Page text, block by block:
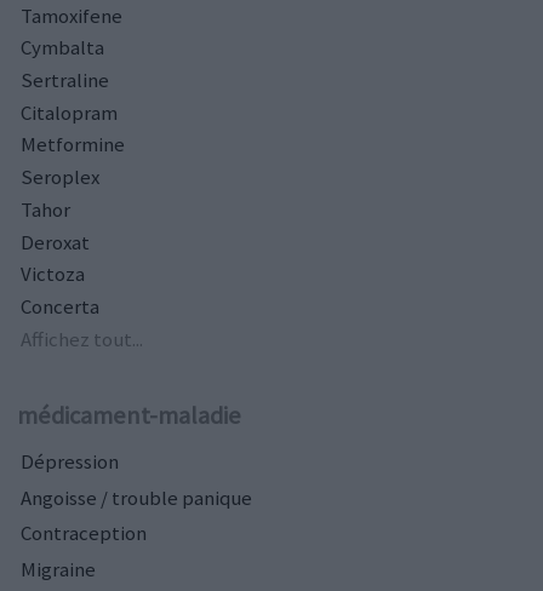
Tamoxifene
Cymbalta
Sertraline
Citalopram
Metformine
Seroplex
Tahor
Deroxat
Victoza
Concerta
Affichez tout...
médicament-maladie
Dépression
Angoisse / trouble panique
Contraception
Migraine